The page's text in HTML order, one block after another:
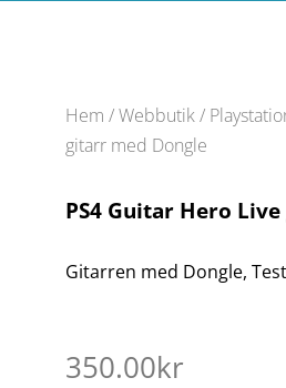
Hem /Webbutik/
gitarr med Dongle
PS4 Guitar Hero
Gitarren med Dongle,
350.00kr